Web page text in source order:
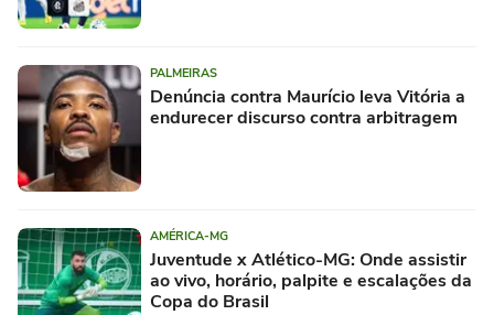
PALMEIRAS
Denúncia contra Maurício leva Vitória a
endurecer discurso contra arbitragem
AMÉRICA-MG
Juventude x Atlético-MG: Onde assistir
ao vivo, horário, palpite e escalações da
Copa do Brasil